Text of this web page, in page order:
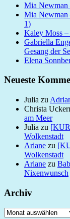
Mia Newman
Mia Newman
1)
Kaley Moss
Gabriella
Gesang der
Elena
Neueste
Julia zu
Christa
am Meer
Julia zu
Wolkenstadt
Ariane zu
Wolkenstadt
Ariane zu
Nixenwunsch
Archiv
Archiv